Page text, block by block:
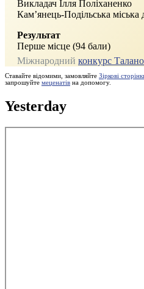
Викладач Ілля Поліханенко
Кам’янець-Подільська
Результат
Перше місце (94 бали)
Міжнародний конкурс
Ставайте відомими, замовляйте Зіркові
запрошуйте меценатів на допомогу.
Yesterday